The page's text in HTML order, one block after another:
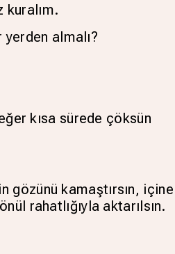
kuralım.
yerden almalı?
kısa sürede çöksün
gözünü kamaştırsın, içine
rahatlığıyla aktarılsın.